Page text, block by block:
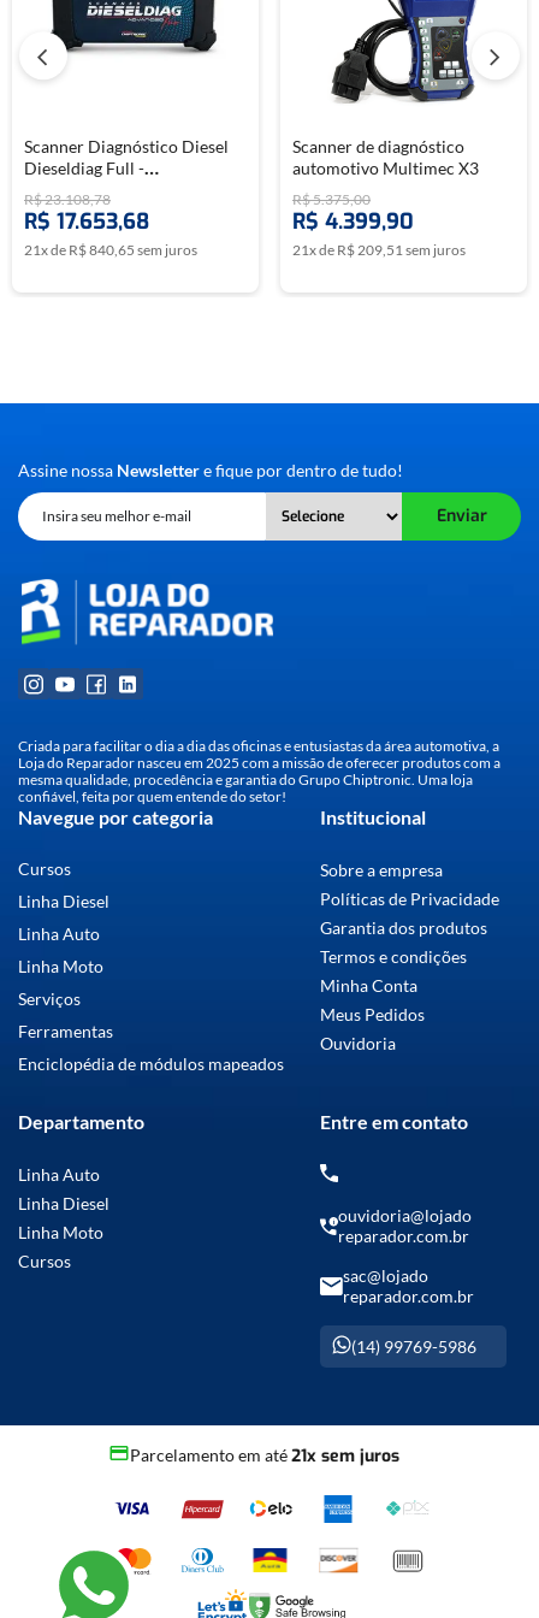
Scanner Diagnóstico Diesel
Dieseldiag Full -
CHIPTRONIC
R$23.108,78
R$ 17.653,68
21x de R$840,65 sem juros
Scanner de diagnóstico
automotivo Multimec X3
R$5.375,00
R$ 4.399,90
21x de R$209,51sem juros
Assine nossa Newslettere fique por dentro de tudo!
Enviar
Criada para facilitar o dia a dia das oficinas e entusiastas da área automotiva, a
Loja do Reparador nasceu em 2025 com a missão de oferecer produtos com a
mesma qualidade, procedência e garantia do Grupo Chiptronic. Uma loja
confiável, feita por quem entende do setor!
Navegue por categoria
Cursos
Linha Diesel
Linha Auto
Linha Moto
Serviços
Ferramentas
Enciclopédia de módulos mapeados
Institucional
Sobre a empresa
Políticas de Privacidade
Garantia dos produtos
Termos e condições
Minha Conta
Meus Pedidos
Ouvidoria
Departamento
Linha Auto
Linha Diesel
Linha Moto
Cursos
Entre em contato
ouvidoria@lojado
reparador.com.br
sac@lojado
reparador.com.br
(14) 99769-5986
Parcelamento em até21x sem juros